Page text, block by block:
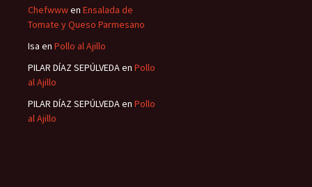
Chefwwwen Ensalada de
Tomate y Queso Parmesano
Isa en Pollo al Ajillo
PILAR DÍAZ SEPÚLVEDAen Pollo
al Ajillo
PILAR DÍAZ SEPÚLVEDAen Pollo
al Ajillo